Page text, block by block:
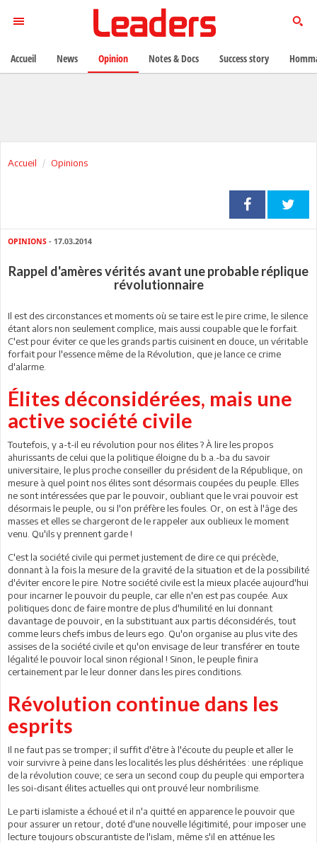
Accueil Opinions
OPINIONS - 17.03.2014
Rappel d'amères vérités avant une probable réplique
révolutionnaire
Il est des circonstances et moments où se taire est le pire crime, le silence
étant alors non seulement complice, mais aussi coupable que le forfait.
C'est pour éviter ce que les grands partis cuisinent en douce, un véritable
forfait pour l'essence même de la Révolution, que je lance ce crime
d'alarme.
Élites déconsidérées, mais une
active société civile
Toutefois, y a-t-il eu révolution pour nos élites ? À lire les propos
ahurissants de celui que la politique éloigne du b.a.-ba du savoir
universitaire, le plus proche conseiller du président de la République, on
mesure à quel point nos élites sont désormais coupées du peuple. Elles
ne sont intéressées que par le pouvoir, oubliant que le vrai pouvoir est
désormais le peuple, ou si l'on préfère les foules. Or, on est à l'âge des
masses et elles se chargeront de le rappeler aux oublieux le moment
venu. Qu'ils y prennent garde !
C'est la société civile qui permet justement de dire ce qui précède,
donnant à la fois la mesure de la gravité de la situation et de la possibilité
d'éviter encore le pire. Notre société civile est la mieux placée aujourd'hui
pour incarner le pouvoir du peuple, car elle n'en est pas coupée. Aux
politiques donc de faire montre de plus d'humilité en lui donnant
davantage de pouvoir, en la substituant aux partis déconsidérés, tout
comme leurs chefs imbus de leurs ego. Qu'on organise au plus vite des
assises de la société civile et qu'on envisage de leur transférer en toute
légalité le pouvoir local sinon régional ! Sinon, le peuple finira
certainement par le leur donner dans les pires conditions.
Révolution continue dans les
esprits
Il ne faut pas se tromper; il suffit d'être à l'écoute du peuple et aller le
voir survivre à peine dans les localités les plus déshéritées : une réplique
de la révolution couve; ce sera un second coup du peuple qui emportera
les soi-disant élites actuelles qui ont prouvé leur nombrilisme.
Le parti islamiste a échoué et il n'a quitté en apparence le pouvoir que
pour assurer un retour, doté d'une nouvelle légitimité, pour imposer une
lecture toujours obscurantiste de l'islam, même s'il en atténue les
Accueil News Opinion Notes & Docs Success story